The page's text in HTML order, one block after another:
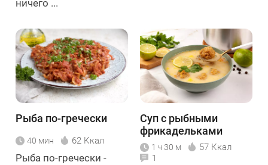
ничего ...
Рыба по-гречески
40 мин 62 Ккал
Рыба по-гречески -
Суп с рыбными
фрикадельками
1 ч 30 м 57 Ккал
1